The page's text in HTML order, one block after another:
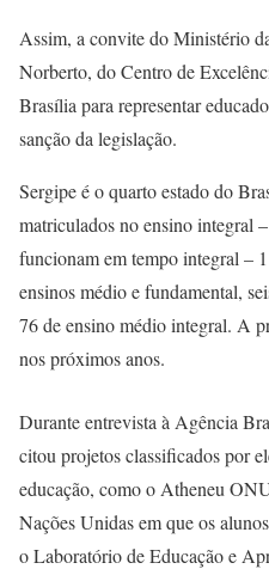
Assim, a convite do Ministério
Norberto, do Centro de
Brasília para representar
sanção da legislação.
Sergipe é o quarto estado do
matriculados no ensino integral
funcionam em tempo integral –
ensinos médio e fundamental,
76 de ensino médio integral. A
nos próximos anos.
Durante entrevista à Agência
citou projetos classificados por
educação, como o Atheneu
Nações Unidas em que os
o Laboratório de Educação e